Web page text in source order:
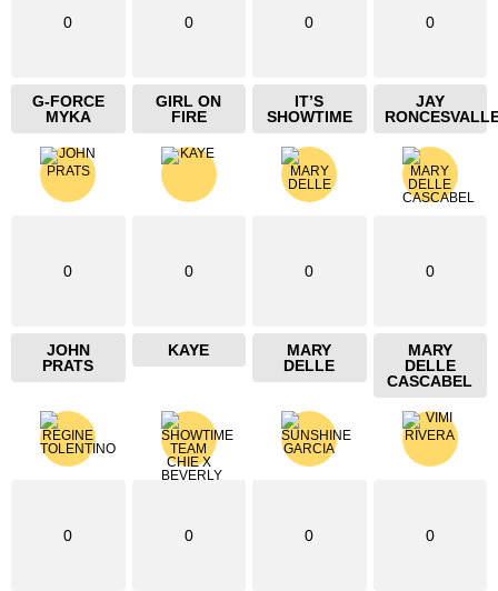
0
G-FORCE
MYKA
0
GIRL ON
FIRE
0
IT’S
SHOWTIME
0
JAY
0
JOHN
PRATS
0
KAYE
0
MARY
DELLE
0
MARY
DELLE
CASCABEL
0 0 0 0